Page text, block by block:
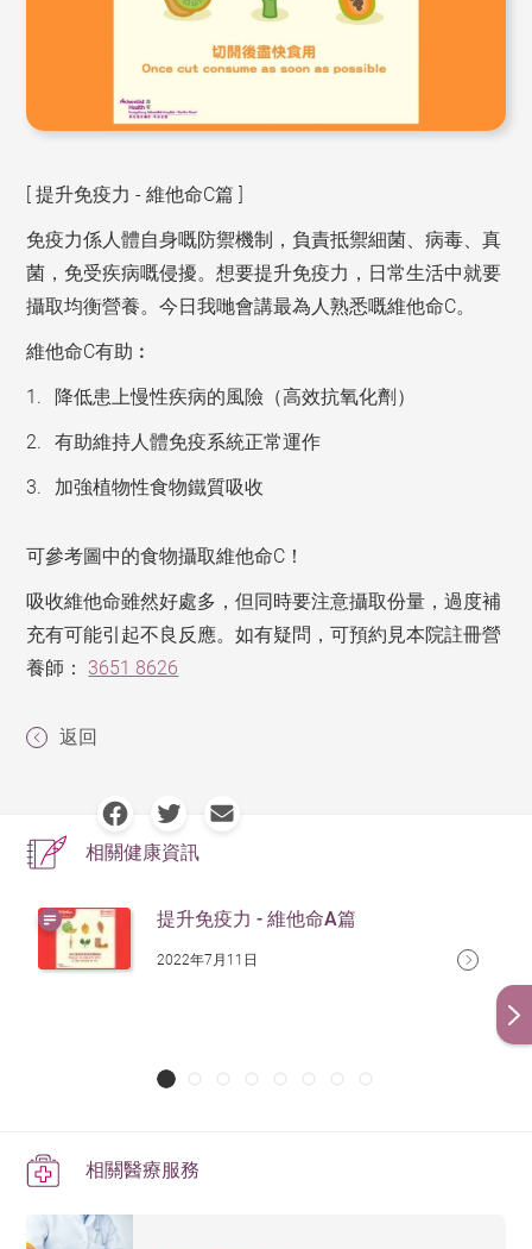
[ 提升免疫力 - 維他命C篇 ]
免疫力係人體自身嘅防禦機制，負責抵禦細菌、病毒、真
菌，免受疾病嘅侵擾。想要提升免疫力，日常生活中就要
攝取均衡營養。今日我哋會講最為人熟悉嘅維他命C。
維他命C有助︰
降低患上慢性疾病的風險（高效抗氧化劑）
有助維持人體免疫系統正常運作
加強植物性食物鐵質吸收
可參考圖中的食物攝取維他命C！
吸收維他命雖然好處多，但同時要注意攝取份量，過度補
充有可能引起不良反應。如有疑問，可預約見本院註冊營
養師： 3651 8626
返回
相關健康資訊
提升免疫力 - 維他命A篇
2022年7月11日
相關醫療服務